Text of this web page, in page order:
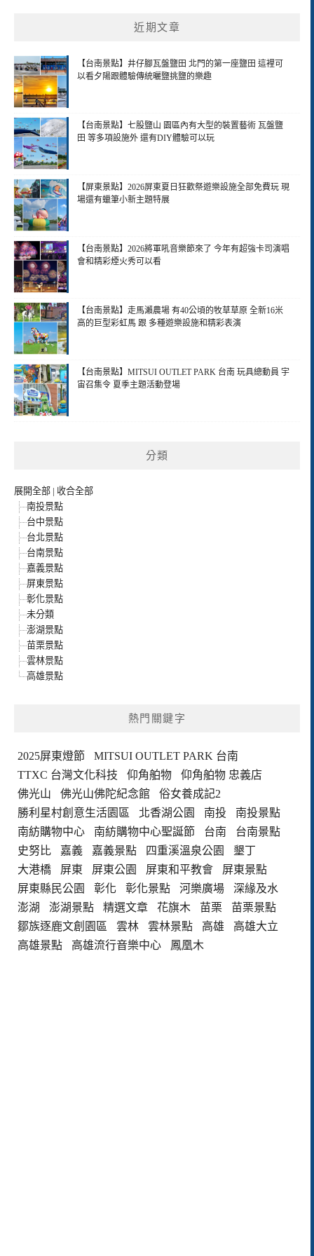
近期文章
【台南景點】井仔腳瓦盤鹽田 北門的第一座鹽田 這裡可
以看夕陽跟體驗傳統曬鹽挑鹽的樂趣
【台南景點】七股鹽山 園區內有大型的裝置藝術 瓦盤鹽
田 等多項設施外 還有DIY體驗可以玩
【屏東景點】2026屏東夏日狂歡祭遊樂設施全部免費玩 現
場還有蠟筆小新主題特展
【台南景點】2026將軍吼音樂節來了 今年有超強卡司演唱
會和精彩煙火秀可以看
【台南景點】走馬瀨農場 有40公頃的牧草草原 全新16米
高的巨型彩虹馬 跟 多種遊樂設施和精彩表演
【台南景點】MITSUI OUTLET PARK 台南 玩具總動員 宇
宙召集令 夏季主題活動登場
分類
展開全部 | 收合全部
南投景點
台中景點
台北景點
台南景點
嘉義景點
屏東景點
彰化景點
未分類
澎湖景點
苗栗景點
雲林景點
高雄景點
熱門關鍵字
2025屏東燈節
MITSUI OUTLET PARK 台南
TTXC 台灣文化科技
仰角舶物
仰角舶物 忠義店
佛光山
佛光山佛陀紀念館
俗女養成記2
勝利星村創意生活園區
北香湖公園 南投
南投景點
南紡購物中心
南紡購物中心聖誕節 台南
台南景點
史努比
嘉義 嘉義景點 四重溪溫泉公園
墾丁
大港橋
屏東 屏東公園 屏東和平教會
屏東景點
屏東縣民公園
彰化 彰化景點 河樂廣場
深緣及水
澎湖
澎湖景點 精選文章 花旗木 苗栗
苗栗景點
鄒族逐鹿文創園區
雲林 雲林景點 高雄
高雄大立
高雄景點
高雄流行音樂中心 鳳凰木